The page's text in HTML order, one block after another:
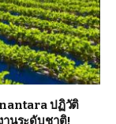
ปฏิวัติ
านระดับชาติ!